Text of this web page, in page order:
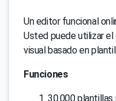
Un editor funcional
Usted puede utilizar el
visual basado en
Funciones
30.000 plantillas